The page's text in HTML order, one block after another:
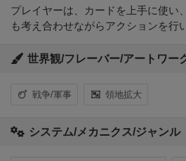
プレイヤーは、カードを上手に使い
も考え合わせながらアクションを行
世界観/フレーバー/アートワー
戦争/軍事 領地拡大
システム/メカニクス/ジャンル